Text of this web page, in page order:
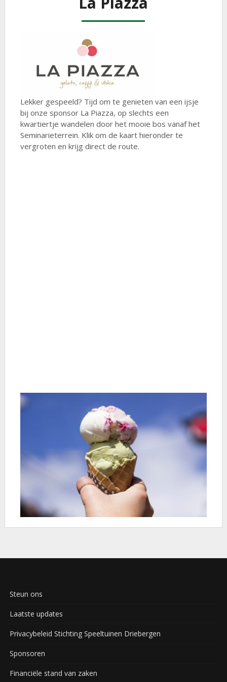
Lekker gespeeld? Tijd om te genieten van een ijsje
bij onze sponsor La Piazza, op slechts een
kwartiertje wandelen door het mooie bos vanaf het
Seminarieterrein. Klik om de kaart hieronder te
vergroten en krijg direct de route.
Steun ons
Laatste updates
Privacybeleid Stichting Speeltuinen Driebergen
Sponsoren
Financiële stand van zaken